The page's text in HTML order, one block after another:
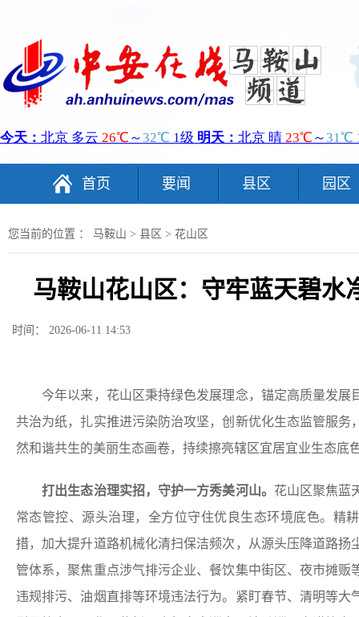
首页 要闻 县区 园区
您当前的位置 ： 马鞍山 > 县区 > 花山区
马鞍山花山区：守牢蓝天碧水
时间： 2026-06-11 14:53
今年以来，花山区秉持绿色发展理念，锚定高质量发展
共治为纸，扎实推进污染防治攻坚，创新优化生态监管服
然和谐共生的美丽生态画卷，持续擦亮辖区宜居宜业生态底
打出生态治理实招， 守护一方秀美河山。 花山区聚焦蓝
常态管控、源头治理，全方位守住优良生态环境底色。精
措，加大提升道路机械化清扫保洁频次，从源头压降道路
管体系，聚焦重点涉气排污企业、餐饮集中街区、夜市摊
违规排污、油烟直排等环境违法行为。紧盯春节、清明等